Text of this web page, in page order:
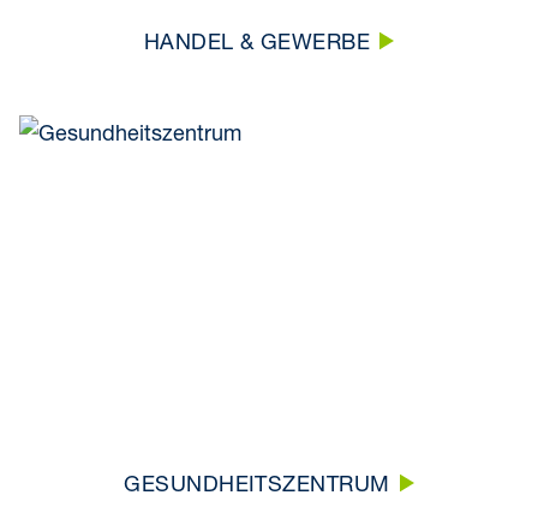
HANDEL & GEWERBE
GESUNDHEITSZENTRUM